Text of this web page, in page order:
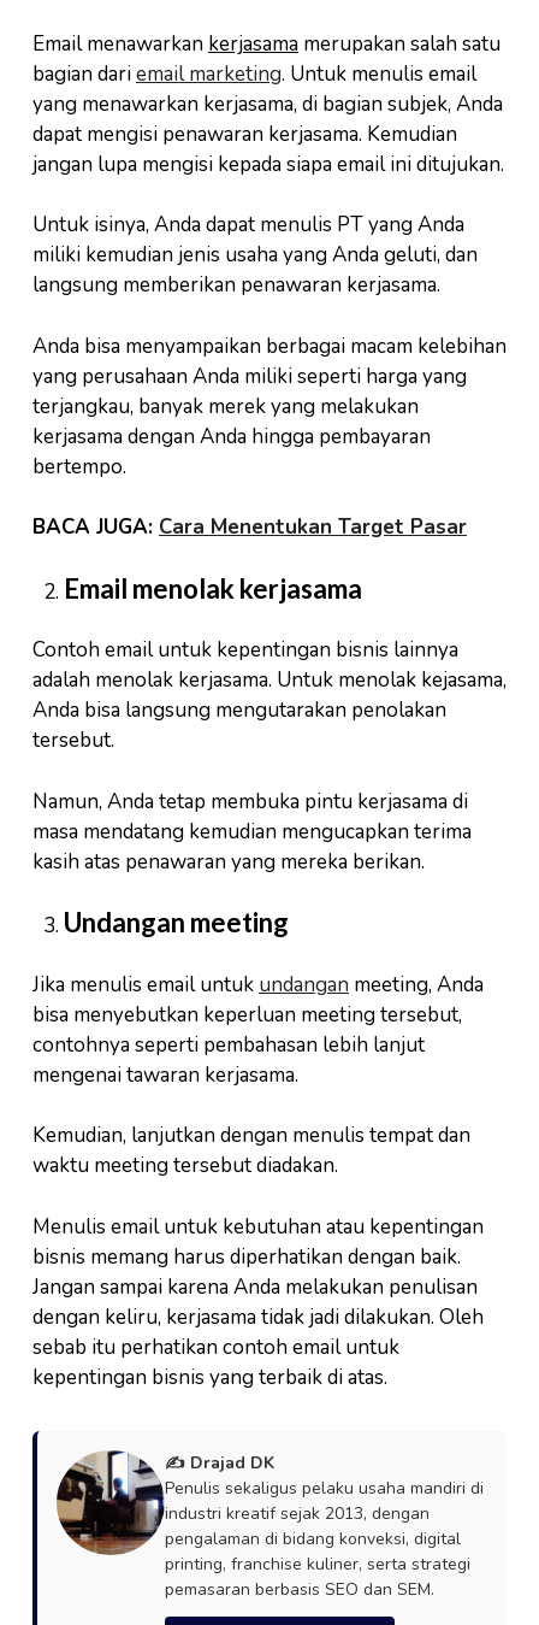
Email menawarkan kerjasama merupakan salah satu
bagian dariemail marketing. Untuk menulis email
yang menawarkan kerjasama, di bagian subjek, Anda
dapat mengisi penawaran kerjasama. Kemudian
jangan lupa mengisi kepada siapa email ini ditujukan.
Untuk isinya, Anda dapat menulis PT yang Anda
miliki kemudian jenis usaha yang Anda geluti, dan
langsung memberikan penawaran kerjasama.
Anda bisa menyampaikan berbagai macam kelebihan
yang perusahaan Anda miliki seperti harga yang
terjangkau, banyak merek yang melakukan
kerjasama dengan Anda hingga pembayaran
bertempo.
BACA JUGA: Cara Menentukan Target Pasar
Email menolak kerjasama
Contoh email untuk kepentingan bisnis lainnya
adalah menolak kerjasama. Untuk menolak kejasama,
Anda bisa langsung mengutarakan penolakan
tersebut.
Namun, Anda tetap membuka pintu kerjasama di
masa mendatang kemudian mengucapkan terima
kasih atas penawaran yang mereka berikan.
Undangan meeting
Jika menulis email untuk undangan meeting, Anda
bisa menyebutkan keperluan meeting tersebut,
contohnya seperti pembahasan lebih lanjut
mengenai tawaran kerjasama.
Kemudian, lanjutkan dengan menulis tempat dan
waktu meeting tersebut diadakan.
Menulis email untuk kebutuhan atau kepentingan
bisnis memang harus diperhatikan dengan baik.
Jangan sampai karena Anda melakukan penulisan
dengan keliru, kerjasama tidak jadi dilakukan. Oleh
sebab itu perhatikan contoh email untuk
kepentingan bisnis yang terbaik di atas.
✍️ Drajad DK
Penulis sekaligus pelaku usaha mandiri di
industri kreatif sejak 2013, dengan
pengalaman di bidang konveksi, digital
printing, franchise kuliner, serta strategi
pemasaran berbasis SEO dan SEM.